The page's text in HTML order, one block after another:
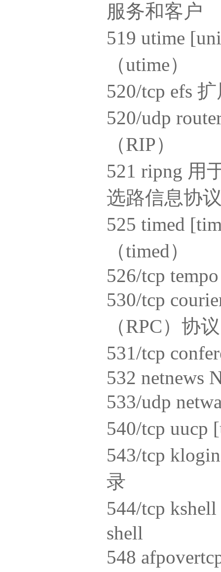
服务和客户
519 utime
（utime）
520/tcp efs
520/udp
（RIP）
521 ripng 用
选路信息协
525 timed
（timed）
526/tcp
530/tcp
（RPC）协
531/tcp
532 netnews
533/udp
540/tcp
543/tcp
录
544/tcp
shell
548